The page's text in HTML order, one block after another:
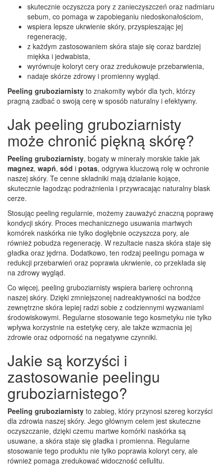
skutecznie oczyszcza pory z zanieczyszczeń oraz nadmiaru
sebum, co pomaga w zapobieganiu niedoskonałościom,
wspiera lepsze ukrwienie skóry, przyspieszając jej
regenerację,
z każdym zastosowaniem skóra staje się coraz bardziej
miękka i jedwabista,
wyrównuje koloryt cery oraz zredukowuje przebarwienia,
nadaje skórze zdrowy i promienny wygląd.
Peeling gruboziarnisty to znakomity wybór dla tych, którzy
pragną zadbać o swoją cerę w sposób naturalny i efektywny.
Jak peeling gruboziarnisty
może chronić piękną skórę?
Peeling gruboziarnisty, bogaty w minerały morskie takie jak
magnez, wapń, sód i potas, odgrywa kluczową rolę w ochronie
naszej skóry. Te cenne składniki mają działanie kojące,
skutecznie łagodząc podrażnienia i przywracając naturalny blask
cerze.
Stosując peeling regularnie, możemy zauważyć znaczną poprawę
kondycji skóry. Proces mechanicznego usuwania martwych
komórek naskórka nie tylko dogłębnie oczyszcza pory, ale
również pobudza regenerację. W rezultacie nasza skóra staje się
gładka oraz jędrna. Dodatkowo, ten rodzaj peelingu pomaga w
redukcji przebarwień oraz poprawia ukrwienie, co przekłada się
na zdrowy wygląd.
Co więcej, peeling gruboziarnisty wspiera barierę ochronną
naszej skóry. Dzięki zmniejszonej nadreaktywności na bodźce
zewnętrzne skóra lepiej radzi sobie z codziennymi wyzwaniami
środowiskowymi. Regularne stosowanie tego kosmetyku nie tylko
wpływa korzystnie na estetykę cery, ale także wzmacnia jej
zdrowie oraz odporność na negatywne czynniki.
Jakie są korzyści i
zastosowanie peelingu
gruboziarnistego?
Peeling gruboziarnisty to zabieg, który przynosi szereg korzyści
dla zdrowia naszej skóry. Jego głównym celem jest skuteczne
oczyszczanie, dzięki czemu martwe komórki naskórka są
usuwane, a skóra staje się gładka i promienna. Regularne
stosowanie tego produktu nie tylko poprawia koloryt cery, ale
również pomaga zredukować widoczność cellulitu.